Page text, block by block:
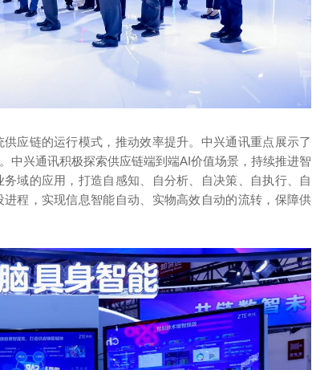
应链的运行模式，推动效率提升。中兴通讯重点展示了
中兴通讯积极探索供应链端到端AI价值场景，持续推进智
域的应用，打造自感知、自分析、自决策、自执行、自
程，实现信息智能自动、实物高效自动的流转，保障供